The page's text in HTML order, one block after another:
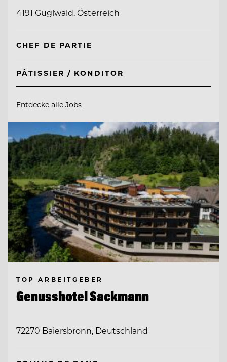
4191 Guglwald, Österreich
CHEF DE PARTIE
PÂTISSIER / KONDITOR
Entdecke alle Jobs
TOP ARBEITGEBER
Genusshotel Sackmann
72270 Baiersbronn, Deutschland